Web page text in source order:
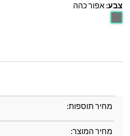
צבע: אפור כהה
מחיר תוספות:
מחיר המוצר: